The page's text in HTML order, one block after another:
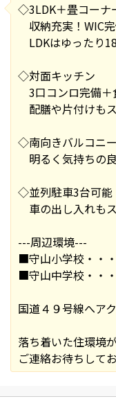
◇3LDK＋畳コーナ
収納充実！WIC
LDKはゆったり
◇対面キッチン
3口コンロ完備＋
配膳や片付けも
◇南向きバルコニー
明るく気持ちの
◇並列駐車3台可能
車の出し入れも
---周辺環境---
■守山小学校・・
■守山中学校・・
国道４９号線へア
落ち着いた住環境
ご連絡お待ちして